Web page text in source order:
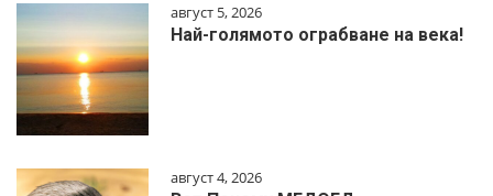
август 5, 2026
Най-голямото ограбване на века!
август 4, 2026